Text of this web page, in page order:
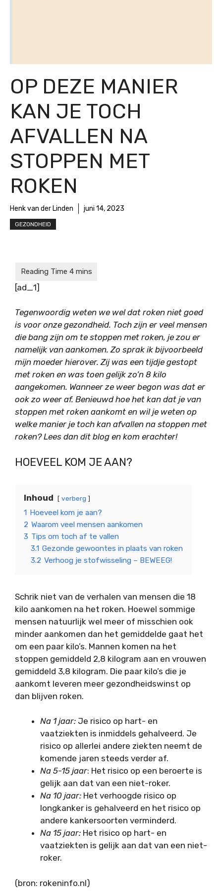
OP DEZE MANIER
KAN JE TOCH
AFVALLEN NA
STOPPEN MET
ROKEN
Henk van der Linden juni 14, 2023
GEZONDHEID
[ad_1]
Tegenwoordig weten we wel dat roken niet goed
is voor onze gezondheid. Toch zijn er veel mensen
die bang zijn om te stoppen met roken, je zou er
namelijk van aankomen. Zo sprak ik bijvoorbeeld
mijn moeder hierover. Zij was een tijdje gestopt
met roken en was toen gelijk zo’n 8 kilo
aangekomen. Wanneer ze weer begon was dat er
ook zo weer af. Benieuwd hoe het kan dat je van
stoppen met roken aankomt en wil je weten op
welke manier je toch kan afvallen na stoppen met
roken? Lees dan dit blog en kom erachter!
HOEVEEL KOM JE AAN?
Inhoud verberg
1 Hoeveel kom je aan?
2 Waarom veel mensen aankomen
3 Tips om toch af te vallen
3.1 Gezonde gewoontes in plaats van roken
3.2 Verhoog je stofwisseling – BEWEEG!
Schrik niet van de verhalen van mensen die 18
kilo aankomen na het roken. Hoewel sommige
mensen natuurlijk wel meer of misschien ook
minder aankomen dan het gemiddelde gaat het
om een paar kilo’s. Mannen komen na het
stoppen gemiddeld 2,8 kilogram aan en vrouwen
gemiddeld 3,8 kilogram. Die paar kilo’s die je
aankomt leveren meer gezondheidswinst op
dan blijven roken.
Na 1 jaar: Je risico op hart- en
vaatziekten is inmiddels gehalveerd. Je
risico op allerlei andere ziekten neemt de
komende jaren steeds verder af.
Na 5-15 jaar: Het risico op een beroerte is
gelijk aan dat van een niet-roker.
Na 10 jaar: Het verhoogde risico op
longkanker is gehalveerd en het risico op
andere kankersoorten verminderd.
Na 15 jaar: Het risico op hart- en
vaatziekten is gelijk aan dat van een niet-
roker.
(bron: rokeninfo.nl)